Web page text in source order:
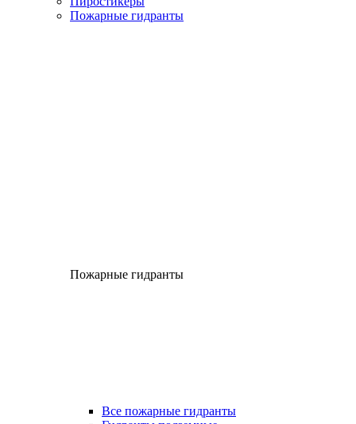
Пожарные гидранты
Пожарные гидранты
Все пожарные гидранты